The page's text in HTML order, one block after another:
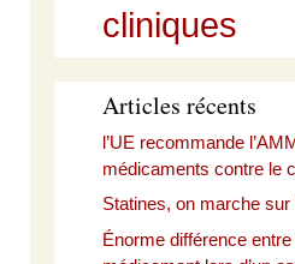
cliniques
Articles récents
l’UE recommande
médicaments contre le
Statines, on marche
Énorme différence entre